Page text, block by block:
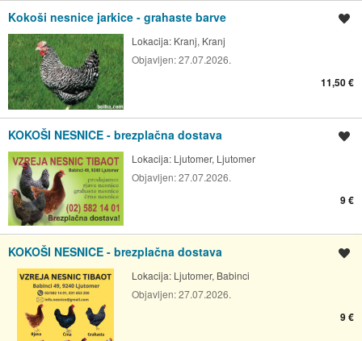
Kokoši nesnice jarkice - grahaste barve
Lokacija: Kranj, Kranj
Objavljen:27.07.2026.
11,50 €
KOKOŠI NESNICE - brezplačna dostava
Lokacija: Ljutomer, Ljutomer
Objavljen:27.07.2026.
9 €
KOKOŠI NESNICE - brezplačna dostava
Lokacija: Ljutomer, Babinci
Objavljen:27.07.2026.
9 €